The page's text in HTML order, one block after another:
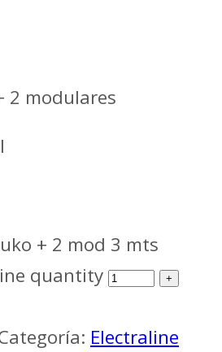
2 modulares
+ 2 mod 3 mts
quantity
Electraline